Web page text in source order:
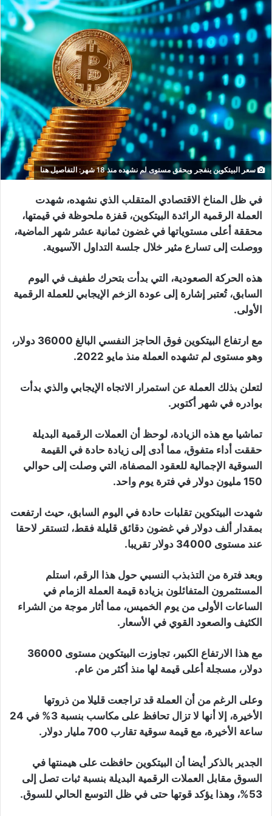
سعر البيتكوين ينفجر ويحقق مستوى لم نشهده منذ 18 شهر: التفاصيل هنا
في ظل المناخ الاقتصادي المتقلب الذي نشهده، شهدت
العملة الرقمية الرائدة البيتكوين، قفزة ملحوظة في قيمتها،
محققة أعلى مستوياتها في غضون ثمانية عشر شهر الماضية،
ووصلت إلى تسارع مثير خلال جلسة التداول الآسيوية.
هذه الحركة الصعودية، التي بدأت بتحرك طفيف في اليوم
السابق، تُعتبر إشارة إلى عودة الزخم الإيجابي للعملة الرقمية
الأولى.
مع ارتفاع البيتكوين فوق الحاجز النفسي البالغ 36000 دولار،
وهو مستوى لم تشهده العملة منذ مايو 2022.
لتعلن بذلك العملة عن استمرار الاتجاه الإيجابي والذي بدأت
بوادره في شهر أكتوبر.
تماشيا مع هذه الزيادة، لوحظ أن العملات الرقمية البديلة
حققت أداء متفوق، مما أدى إلى زيادة حادة في القيمة
السوقية الإجمالية للعقود المصفاة، التي وصلت إلى حوالي
150 مليون دولار في فترة يوم واحد.
شهدت البيتكوين تقلبات حادة في اليوم السابق، حيث ارتفعت
بمقدار ألف دولار في غضون دقائق قليلة فقط، لتستقر لاحقا
عند مستوى 34000 دولار تقريبا.
وبعد فترة من التذبذب النسبي حول هذا الرقم، استلم
المستثمرون المتفائلون بزيادة قيمة العملة الزمام في
الساعات الأولى من يوم الخميس، مما أثار موجة من الشراء
الكثيف والصعود القوي في الأسعار.
مع هذا الارتفاع الكبير، تجاوزت البيتكوين مستوى 36000
دولار، مسجلة أعلى قيمة لها منذ أكثر من عام.
وعلى الرغم من أن العملة قد تراجعت قليلا من ذروتها
الأخيرة، إلا أنها لا تزال تحافظ على مكاسب بنسبة 3% في 24
ساعة الأخيرة، مع قيمة سوقية تقارب 700 مليار دولار.
الجدير بالذكر أيضا أن البيتكوين حافظت على هيمنتها في
السوق مقابل العملات الرقمية البديلة بنسبة ثبات تصل إلى
53%، وهذا يؤكد قوتها حتى في ظل التوسع الحالي للسوق.